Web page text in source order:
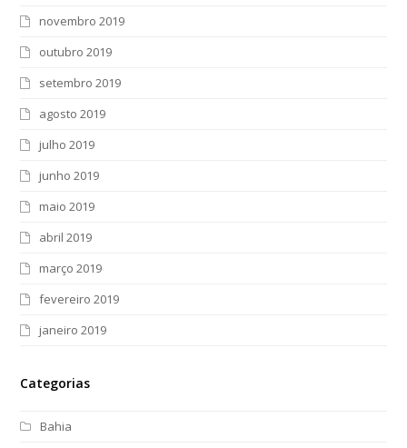
novembro 2019
outubro 2019
setembro 2019
agosto 2019
julho 2019
junho 2019
maio 2019
abril 2019
março 2019
fevereiro 2019
janeiro 2019
Categorias
Bahia